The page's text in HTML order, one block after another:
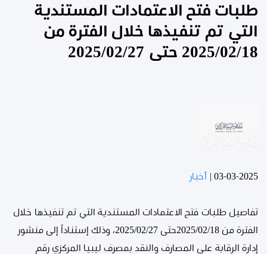
طلبات فتح الاعتمادات المستندية
التي تم تنفيذها خلال الفترة من
2025/02/18 حتى 2025/02/27
03-03-2025 أخبار
تفاصيل طلبات فتح الاعتمادات المستندية التي تم تنفيذها خلال
الفترة من 2025/02/18حتى 2025/02/27، وذلك إستناداً إلى منشور
إدارة الرقابة على المصارف والنقد بمصرف ليبيا المركزي رقم